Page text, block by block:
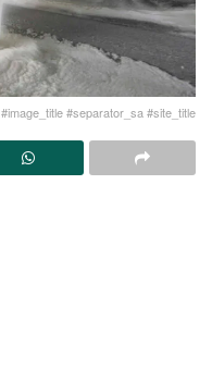
#image_title #separator_sa #site_title